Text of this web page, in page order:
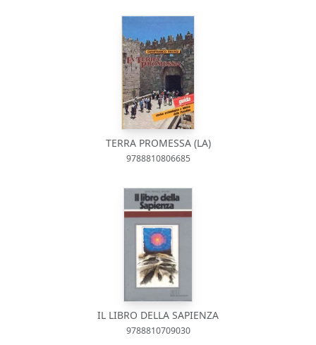
TERRA PROMESSA (LA)
9788810806685
IL LIBRO DELLA SAPIENZA
9788810709030